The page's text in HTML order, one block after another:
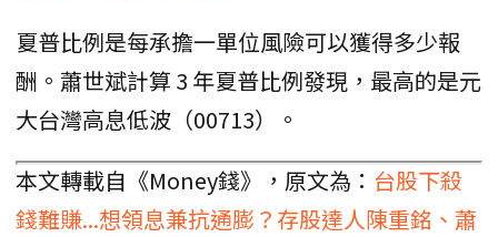
夏普比例是每承擔一單位風險可以獲得多少報
酬。蕭世斌計算 3 年夏普比例發現，最高的是元
大台灣高息低波（00713）。
本文轉載自《Money錢》，原文為： 台股下殺
錢難賺...想領息兼抗通膨？存股達人陳重銘、蕭